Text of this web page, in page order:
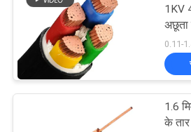
संपर्क
करें
विद्युत केबल
1KV
0.11-
1.6
के